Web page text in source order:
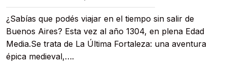
¿Sabías que podés viajar en el tiempo sin salir de
Buenos Aires? Esta vez al año 1304, en plena Edad
Media.Se trata de La Última Fortaleza: una aventura
épica medieval,….